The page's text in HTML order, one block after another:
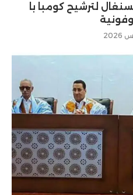
لترشيح كومبا با